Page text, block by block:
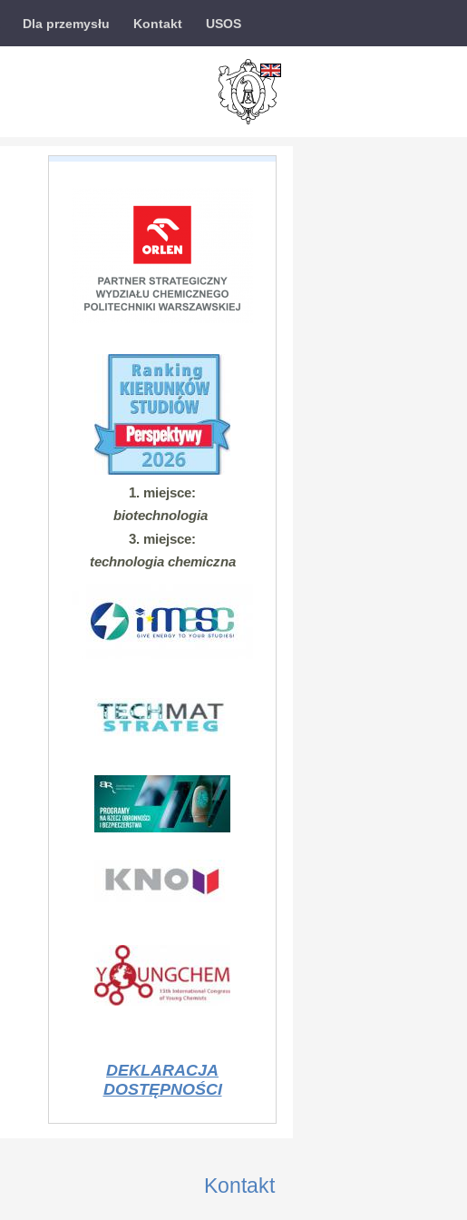
Dla przemysłu Kontakt USOS
1. miejsce:
biotechnologia
3. miejsce:
technologia chemiczna
DEKLARACJA
DOSTĘPNOŚCI
Kontakt